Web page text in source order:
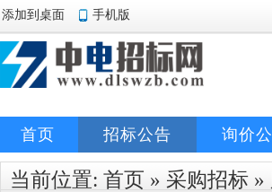
添加到桌面 手机版
首页 招标公告 询价
当前位置: 首页 » 采购招标 »